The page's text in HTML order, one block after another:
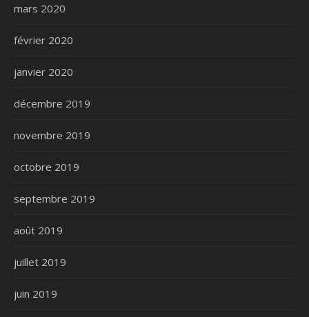
mars 2020
février 2020
janvier 2020
décembre 2019
novembre 2019
octobre 2019
septembre 2019
août 2019
juillet 2019
juin 2019